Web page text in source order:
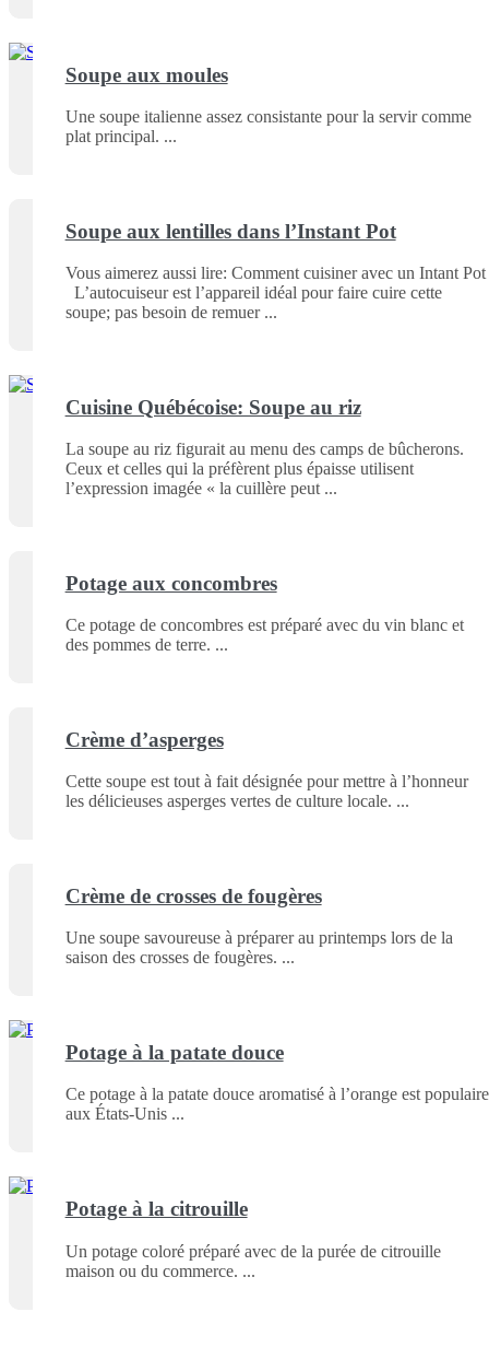
Soupe aux moules
Une soupe italienne assez consistante pour la servir comme
plat principal.
Soupe aux lentilles dans l’Instant Pot
Vous aimerez aussi lire: Comment cuisiner avec un Intant Pot
L’autocuiseur est l’appareil idéal pour faire cuire cette
soupe; pas besoin de remuer
Cuisine Québécoise: Soupe au riz
La soupe au riz figurait au menu des camps de bûcherons.
Ceux et celles qui la préfèrent plus épaisse utilisent
l’expression imagée « la cuillère peut
Potage aux concombres
Ce potage de concombres est préparé avec du vin blanc et
des pommes de terre.
Crème d’asperges
Cette soupe est tout à fait désignée pour mettre à l’honneur
les délicieuses asperges vertes de culture locale.
Crème de crosses de fougères
Une soupe savoureuse à préparer au printemps lors de la
saison des crosses de fougères.
Potage à la patate douce
Ce potage à la patate douce aromatisé à l’orange est populaire
aux États-Unis
Potage à la citrouille
Un potage coloré préparé avec de la purée de citrouille
maison ou du commerce.